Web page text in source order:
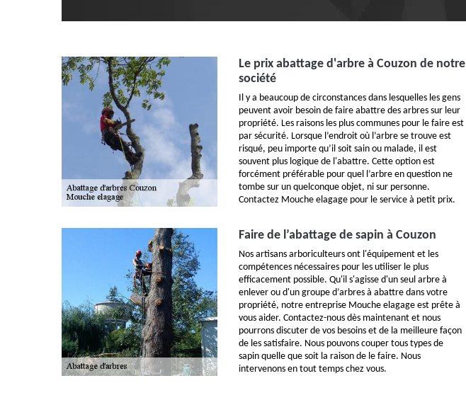
Le prix abattage d'arbre à Couzon de notre
société
Il y a beaucoup de circonstances dans lesquelles les gens
peuvent avoir besoin de faire abattre des arbres sur leur
propriété. Les raisons les plus communes pour le faire est
par sécurité. Lorsque l’endroit où l’arbre se trouve est
risqué, peu importe qu’il soit sain ou malade, il est
souvent plus logique de l'abattre. Cette option est
forcément préférable pour quel l’arbre en question ne
tombe sur un quelconque objet, ni sur personne.
Contactez Mouche elagage pour le service à petit prix.
Faire de l’abattage de sapin à Couzon
Nos artisans arboriculteurs ont l'équipement et les
compétences nécessaires pour les utiliser le plus
efficacement possible. Qu'il s'agisse d'un seul arbre à
enlever ou d'un groupe d’arbres à abattre dans votre
propriété, notre entreprise Mouche elagage est prête à
vous aider. Contactez-nous dès maintenant et nous
pourrons discuter de vos besoins et de la meilleure façon
de les satisfaire. Nous pouvons couper tous types de
sapin quelle que soit la raison de le faire. Nous
intervenons en tout temps chez vous.